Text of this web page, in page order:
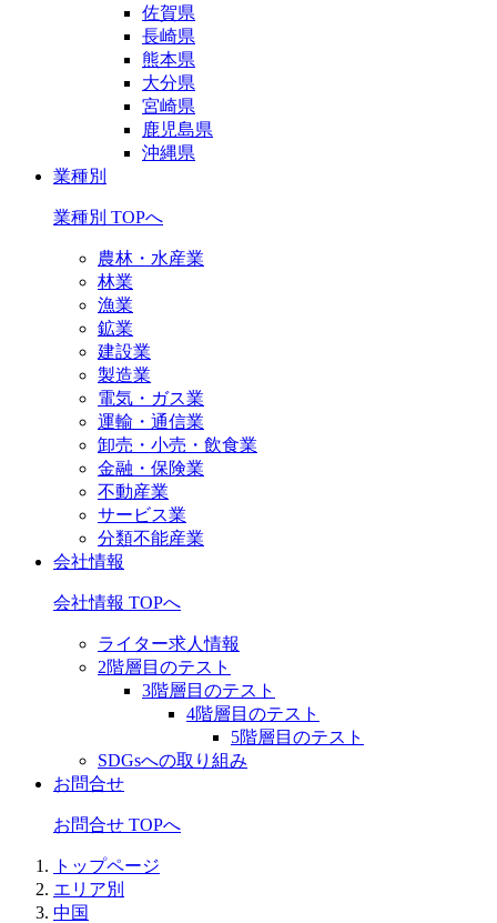
佐賀県
長崎県
熊本県
大分県
宮崎県
鹿児島県
沖縄県
業種別
業種別 TOPへ
農林・水産業
林業
漁業
鉱業
建設業
製造業
電気・ガス業
運輸・通信業
卸売・小売・飲食業
金融・保険業
不動産業
サービス業
分類不能産業
会社情報
会社情報 TOPへ
ライター求人情報
2階層目のテスト
3階層目のテスト
4階層目のテスト
5階層目のテスト
SDGsへの取り組み
お問合せ
お問合せ TOPへ
トップページ
エリア別
中国